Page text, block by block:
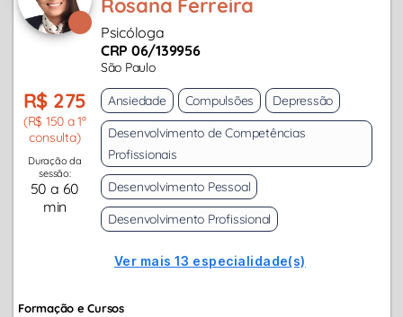
Psicóloga
CRP 06/139956
São Paulo
R$ 275
(R$ 150 a 1ª
consulta)
Duração da
sessão:
50 a 60
min
Ansiedade Compulsões
Depressão
Desenvolvimento de Competências
Profissionais
Desenvolvimento Pessoal
Desenvolvimento Profissional
Ver mais 13 especialidade(s)
Formação e Cursos